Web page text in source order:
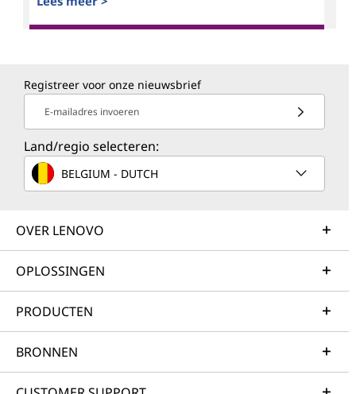
Registreer voor onze nieuwsbrief
E-mailadres invoeren
Land/regio selecteren:
BELGIUM - DUTCH
OVER LENOVO
OPLOSSINGEN
PRODUCTEN
BRONNEN